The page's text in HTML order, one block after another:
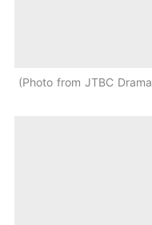
Photo from JTBC Drama